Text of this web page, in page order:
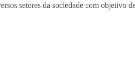
setores da sociedade com objetivo